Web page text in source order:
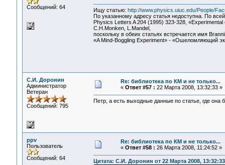
Сообщений: 64
Ищу статью: http://www.physics.uiuc.edu/People/
По указанному адресу статья недоступна. По
Physics Letters A 204 (1995) 323-328,
C.H.Monken, L.Mandel,
поскольку в обеих статьях встречается имя
«A Mind-Boggling Experiment» - «Ошеломляющий
С.И. Доронин
Администратор
Ветеран
Сообщений: 795
Re: библиотека по КМ и не только...
« Ответ #57 : 22 Марта 2008, 13:32:33 »
Петр, а есть выходные данные по статье, где она
ppv
Пользователь
Сообщений: 64
Re: библиотека по КМ и не только...
« Ответ #58 : 26 Марта 2008, 11:24:52 »
Цитата: С.И. Доронин от 22 Марта 2008, 13:32:33